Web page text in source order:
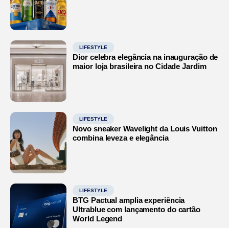
LIFESTYLE
Dior celebra elegância na inauguração de
maior loja brasileira no Cidade Jardim
LIFESTYLE
Novo sneaker Wavelight da Louis Vuitton
combina leveza e elegância
LIFESTYLE
BTG Pactual amplia experiência
Ultrablue com lançamento do cartão
World Legend